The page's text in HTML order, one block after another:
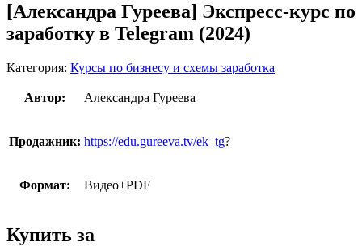
[Александра Гуреева] Экспресс-курс по
заработку в Telegram (2024)
Категория: Курсы по бизнесу и схемы заработка
Автор: Александра Гуреева
Продажник: https://edu.gureeva.tv/ek_tg?
Формат: Видео+PDF
Купить за